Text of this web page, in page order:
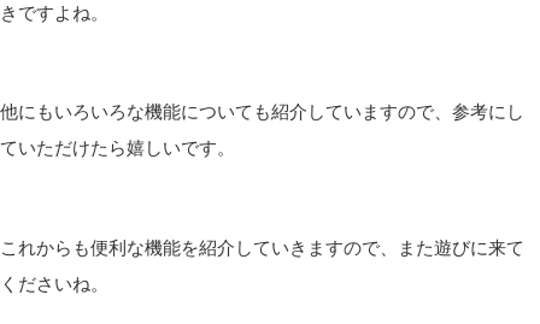
きですよね。
他にもいろいろな機能についても紹介していますので、参考にし
ていただけたら嬉しいです。
これからも便利な機能を紹介していきますので、また遊びに来て
くださいね。